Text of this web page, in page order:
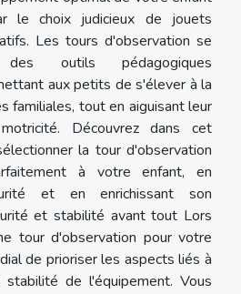
le choix judicieux de jouets
Les tours d'observation se
outils pédagogiques
aux petits de s'élever à la
familiales, tout en aiguisant leur
Découvrez dans cet
la tour d'observation
à votre enfant, en
et en enrichissant son
et stabilité avant tout Lors
tour d'observation pour votre
de prioriser les aspects liés à
de l'équipement. Vous